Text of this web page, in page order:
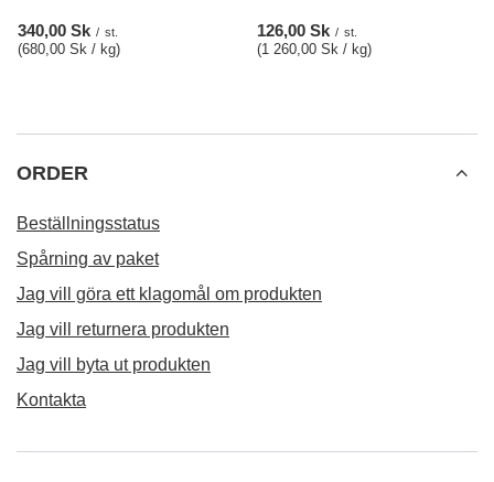
340,00 Sk / st.
(680,00 Sk / kg)
126,00 Sk / st.
(1 260,00 Sk / kg)
ORDER
Beställningsstatus
Spårning av paket
Jag vill göra ett klagomål om produkten
Jag vill returnera produkten
Jag vill byta ut produkten
Kontakta